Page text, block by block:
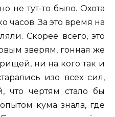
не тут-то было. Охота
часов. За это время на
Скорее всего, это
зверям, гонная же
ни на кого так и
изо всех сил,
что чертям стало бы
кума знала, где